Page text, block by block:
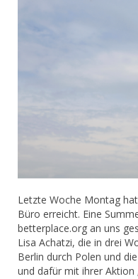
Letzte Woche Montag
Büro erreicht. Eine
betterplace.org an uns
Lisa Achatzi, die in drei
Berlin durch Polen und
und dafür mit ihrer Aktion